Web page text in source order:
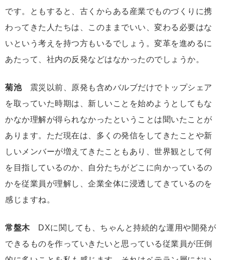
です。ともすると、古くからある産業でものづくりに携
わってきた人たちは、このままでいい、変わる必要はな
いという考えを持つ方もいるでしょう。変革を進めるに
あたって、社内の反発などはなかったのでしょうか。
菊池震災以前、原発も含めバルブだけでトップシェア
を取っていた時期は、新しいことを始めようとしてもな
かなか理解が得られなかったということは聞いたことが
あります。ただ現在は、多くの発信をしてきたことや新
しいメンバーが増えてきたこともあり、世界観として何
を目指しているのか、自分たちがどこに向かっているの
かを従業員が理解し、企業全体に浸透してきているのを
感じますね。
常盤木DXに関しても、ちゃんと持続的な運用や開発が
できるものを作っていきたいと思っている従業員が圧倒